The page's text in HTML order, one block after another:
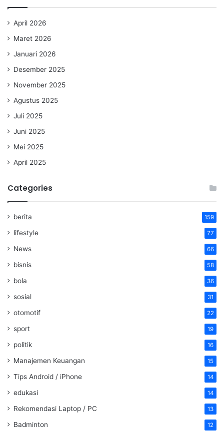
April 2026
Maret 2026
Januari 2026
Desember 2025
November 2025
Agustus 2025
Juli 2025
Juni 2025
Mei 2025
April 2025
Categories
berita 159
lifestyle 77
News 66
bisnis 58
bola 36
sosial 31
otomotif 22
sport 19
politik 16
Manajemen Keuangan 15
Tips Android / iPhone 14
edukasi 14
Rekomendasi Laptop / PC 13
Badminton 12